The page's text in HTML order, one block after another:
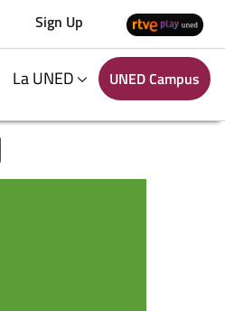
Sign Up
La UNED UNED Campus